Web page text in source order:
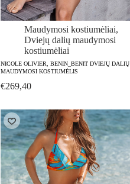
Maudymosi kostiumėliai,
Dviejų dalių maudymosi
kostiumėliai
NICOLE OLIVIER, BENIN_BENIT DVIEJŲ DALIŲ
MAUDYMOSI KOSTIUMĖLIS
€269,40